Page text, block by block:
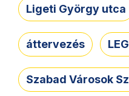
Ligeti György utca
áttervezés
Szabad Városok